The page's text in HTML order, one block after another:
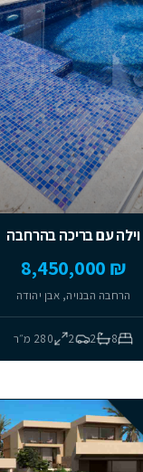
וילה עם בריכה בהרחבה
₪ 8,450,000
הרחבה הבנויה, אבן יהודה
8
2
2
280מ״ר